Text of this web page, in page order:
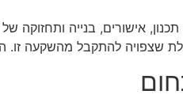
אישורים, בנייה ותחזוקה
שצפויה להתקבל מהשקעה זו.